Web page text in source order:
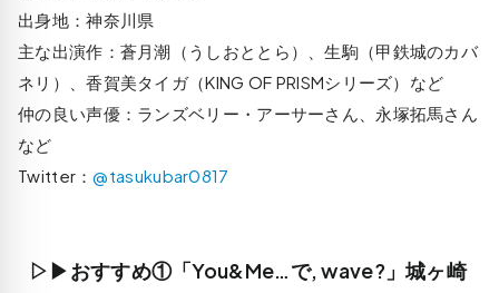
出身地：神奈川県
主な出演作：蒼月潮（うしおととら）、生駒（甲鉄城のカバ
ネリ）、香賀美タイガ（KING OF PRISMシリーズ）など
仲の良い声優：ランズベリー・アーサーさん、永塚拓馬さん
など
Twitter：@tasukubar0817
▷▶おすすめ①「You&Me…で, wave?」城ヶ崎